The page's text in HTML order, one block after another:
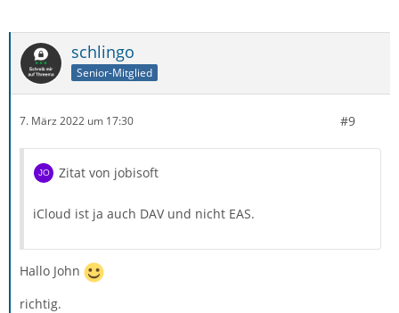
schlingo
Senior-Mitglied
7. März 2022 um 17:30 #9
Zitat von jobisoft
iCloud ist ja auch DAV und nicht EAS.
Hallo John
richtig.